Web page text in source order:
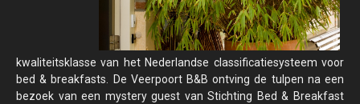
kwaliteitsklasse van het Nederlandse classificatiesysteem voor
bed & breakfasts. De Veerpoort B&B ontving de tulpen na een
bezoek van een mystery guest van Stichting Bed & Breakfast